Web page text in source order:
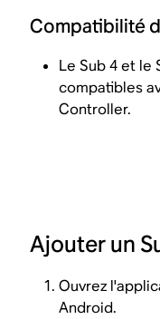
Compatibilité
Le Sub 4 et le
compatibles
Controller.
Ajouter un
Ouvrez
Android.